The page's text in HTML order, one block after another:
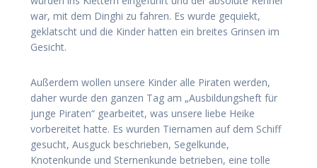
war, mit dem Dinghi zu fahren. Es wurde gequiekt,
geklatscht und die Kinder hatten ein breites Grinsen im
Gesicht.
Außerdem wollen unsere Kinder alle Piraten werden,
daher wurde den ganzen Tag am „Ausbildungsheft für
junge Piraten“ gearbeitet, was unsere liebe Heike
vorbereitet hatte. Es wurden Tiernamen auf dem Schiff
gesucht, Ausguck beschrieben, Segelkunde,
Knotenkunde und Sternenkunde betrieben, eine tolle